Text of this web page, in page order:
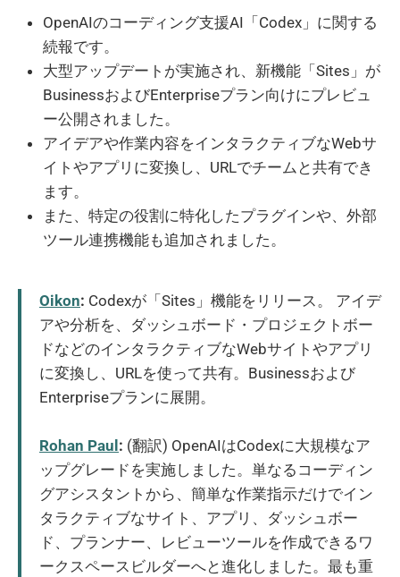
OpenAIのコーディング支援AI「Codex」に関する
続報です。
大型アップデートが実施され、新機能「Sites」が
BusinessおよびEnterpriseプラン向けにプレビュ
ー公開されました。
アイデアや作業内容をインタラクティブなWebサ
イトやアプリに変換し、URLでチームと共有でき
ます。
また、特定の役割に特化したプラグインや、外部
ツール連携機能も追加されました。
Oikon: Codexが「Sites」機能をリリース。 アイデ
アや分析を、ダッシュボード・プロジェクトボー
ドなどのインタラクティブなWebサイトやアプリ
に変換し、URLを使って共有。Businessおよび
Enterpriseプランに展開。
Rohan Paul : (翻訳) OpenAIはCodexに大規模なア
ップグレードを実施しました。単なるコーディン
グアシスタントから、簡単な作業指示だけでイン
タラクティブなサイト、アプリ、ダッシュボー
ド、プランナー、レビューツールを作成できるワ
ークスペースビルダーへと進化しました。最も重